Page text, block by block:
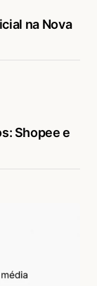
na Nova
Shopee e